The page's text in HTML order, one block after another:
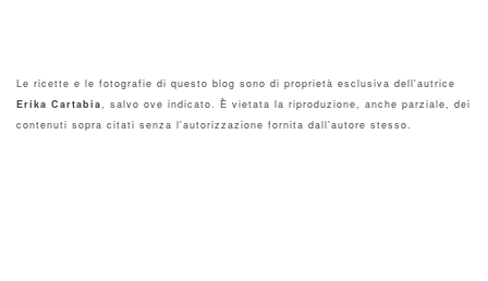
Le ricette e le fotografie di questo blog sono di proprietà esclusiva dell'autrice
Erika Cartabia , salvo ove indicato. È vietata la riproduzione, anche parziale, dei
contenuti sopra citati senza l'autorizzazione fornita dall'autore stesso.